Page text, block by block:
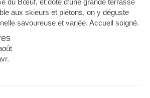
du Bœuf, et doté d’une grande terrasse
aux skieurs et piétons, on y déguste
savoureuse et variée. Accueil soigné.